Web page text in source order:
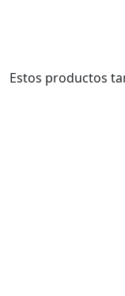
Estos productos